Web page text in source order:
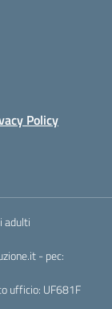
Policy
adulti
- pec:
ufficio: UF681F